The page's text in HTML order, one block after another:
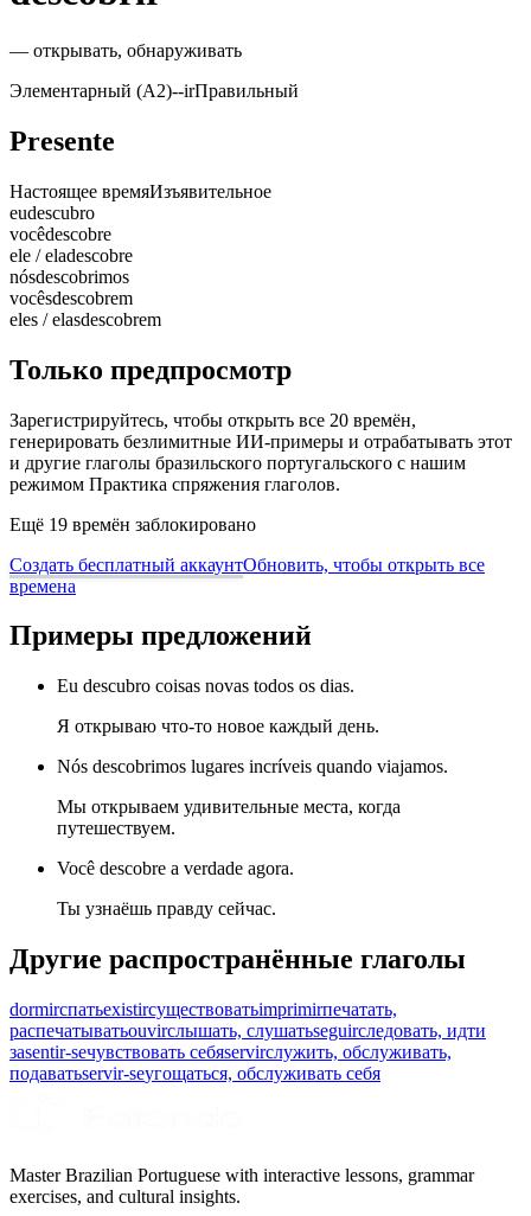
— открывать, обнаруживать
Элементарный (A2)--irПравильный
Presente
Настоящее времяИзъявительное
eudescubro
vocêdescobre
ele / eladescobre
nósdescobrimos
vocêsdescobrem
eles / elasdescobrem
Только предпросмотр
Зарегистрируйтесь, чтобы открыть все 20 времён,
генерировать безлимитные ИИ-примеры и отрабатывать этот
и другие глаголы бразильского португальского с нашим
режимом Практика спряжения глаголов.
Ещё 19 времён заблокировано
Создать бесплатный аккаунтОбновить, чтобы открыть все
времена
Примеры предложений
Eu descubro coisas novas todos os dias.
Я открываю что-то новое каждый день.
Nós descobrimos lugares incríveis quando viajamos.
Мы открываем удивительные места, когда
путешествуем.
Você descobre a verdade agora.
Ты узнаёшь правду сейчас.
Другие распространённые глаголы
dormirспатьexistirсуществоватьimprimirпечатать,
распечатыватьouvirслышать, слушатьseguirследовать, идти
заsentir-seчувствовать себяservirслужить, обслуживать,
подаватьservir-seугощаться, обслуживать себя
Master Brazilian Portuguese with interactive lessons, grammar
exercises, and cultural insights.